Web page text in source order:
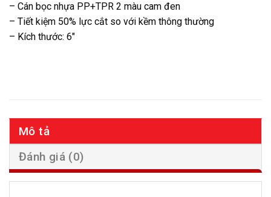
– Cán bọc nhựa PP+TPR 2 màu cam đen
– Tiết kiệm 50% lực cắt so với kềm thông thường
– Kích thước: 6″
Mô tả
Đánh giá (0)